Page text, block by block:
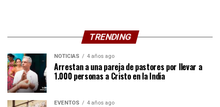
TRENDING
NOTICIAS 4 años ago
Arrestan a una pareja de pastores por llevar a
1.000 personas a Cristo en la India
EVENTOS 4 años ago